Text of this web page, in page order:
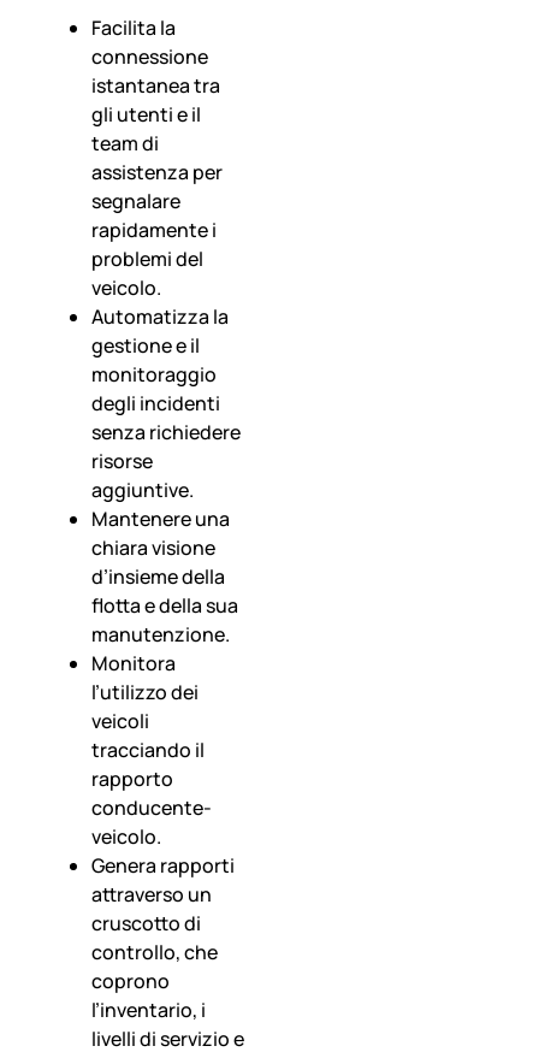
Facilita la
connessione
istantanea tra
gli utenti e il
team di
assistenza per
segnalare
rapidamente i
problemi del
veicolo.
Automatizza la
gestione e il
monitoraggio
degli incidenti
senza richiedere
risorse
aggiuntive.
Mantenere una
chiara visione
d’insieme della
flotta e della sua
manutenzione.
Monitora
l’utilizzo dei
veicoli
tracciando il
rapporto
conducente-
veicolo.
Genera rapporti
attraverso un
cruscotto di
controllo, che
coprono
l’inventario, i
livelli di servizio e